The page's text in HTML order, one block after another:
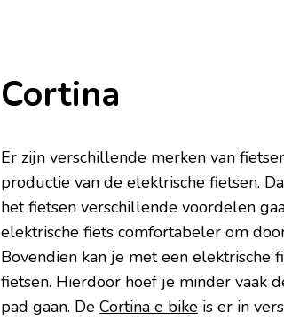
Cortina
Er zijn verschillende merken van
productie van de elektrische fietsen.
het fietsen verschillende voordelen
elektrische fiets comfortabeler om
Bovendien kan je met een elektrische
fietsen. Hierdoor hoef je minder vaak
pad gaan. De Cortina e bike is er in